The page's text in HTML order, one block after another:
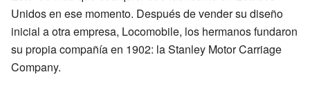
Unidos en ese momento. Después de vender su diseño
inicial a otra empresa, Locomobile, los hermanos fundaron
su propia compañía en 1902: la Stanley Motor Carriage
Company.